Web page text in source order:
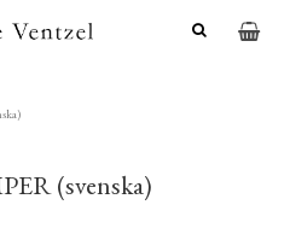
(svenska)